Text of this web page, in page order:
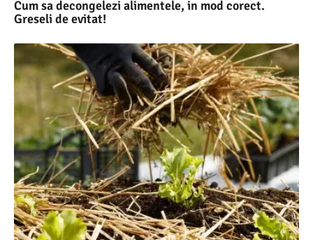
Cum sa decongelezi alimentele, in mod corect.
Greseli de evitat!